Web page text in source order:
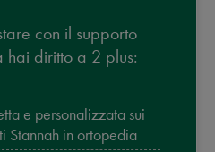
con il supporto
diritto a 2 plus:
e personalizzata sui
Stannah in ortopedia